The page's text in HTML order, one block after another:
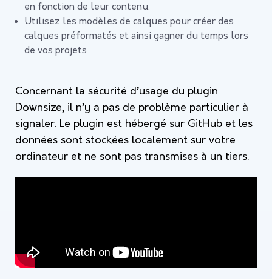
en fonction de leur contenu.
Utilisez les modèles de calques pour créer des
calques préformatés et ainsi gagner du temps lors
de vos projets
Concernant la sécurité d’usage du plugin
Downsize, il n’y a pas de problème particulier à
signaler. Le plugin est hébergé sur GitHub et les
données sont stockées localement sur votre
ordinateur et ne sont pas transmises à un tiers.